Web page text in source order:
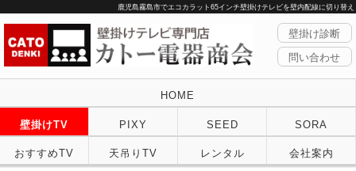
鹿児島霧島市でエコカラット65インチ壁掛けテレビを壁内配線に切り替え
壁掛け診断
問い合わせ
HOME
壁掛けTV PIXY SEED SORA
おすすめTV 天吊りTV レンタル 会社案内